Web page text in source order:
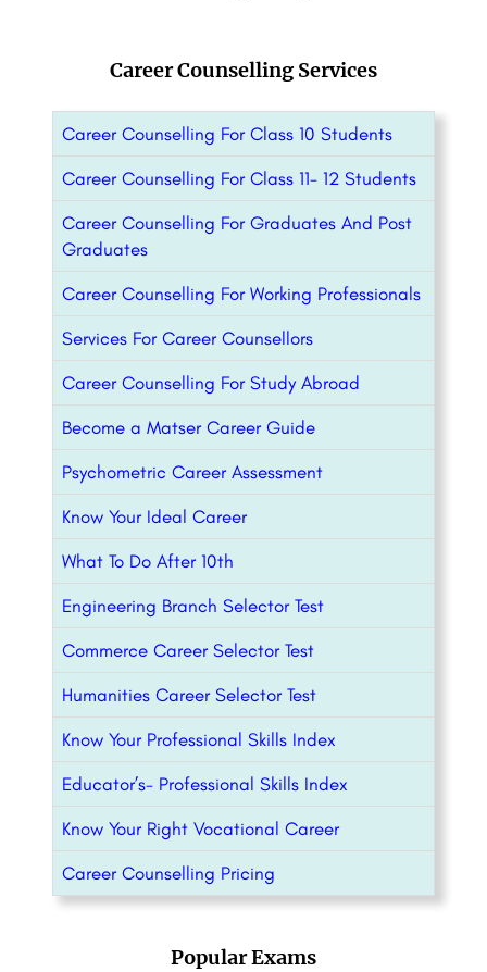
Career Counselling Services
Career Counselling For Class 10 Students
Career Counselling For Class 11- 12 Students
Career Counselling For Graduates And Post
Graduates
Career Counselling For Working Professionals
Services For Career Counsellors
Career Counselling For Study Abroad
Become a Matser Career Guide
Psychometric Career Assessment
Know Your Ideal Career
What To Do After 10th
Engineering Branch Selector Test
Commerce Career Selector Test
Humanities Career Selector Test
Know Your Professional Skills Index
Educator’s- Professional Skills Index
Know Your Right Vocational Career
Career Counselling Pricing
Popular Exams